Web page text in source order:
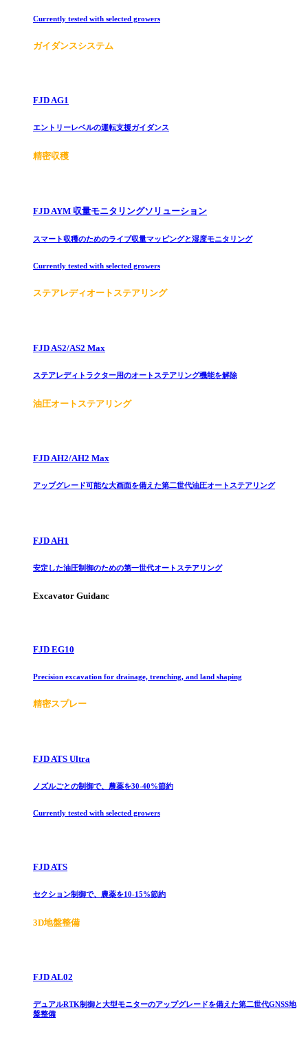
Currently tested with selected growers
ガイダンスシステム
FJD AG1
エントリーレベルの運転支援ガイダンス
精密収穫
FJD AYM 収量モニタリングソリューション
スマート収穫のためのライブ収量マッピングと湿度モニタリング
Currently tested with selected growers
ステアレディオートステアリング
FJD AS2/AS2 Max
ステアレディトラクター用のオートステアリング機能を解除
油圧オートステアリング
FJD AH2/AH2 Max
アップグレード可能な大画面を備えた第二世代油圧オートステアリング
FJD AH1
安定した油圧制御のための第一世代オートステアリング
Excavator Guidanc
FJD EG10
Precision excavation for drainage, trenching, and land shaping
精密スプレー
FJD ATS Ultra
ノズルごとの制御で、農薬を30-40%節約
Currently tested with selected growers
FJD ATS
セクション制御で、農薬を10-15%節約
3D地盤整備
FJD AL02
デュアルRTK制御と大型モニターのアップグレードを備えた第二世代GNSS地
盤整備